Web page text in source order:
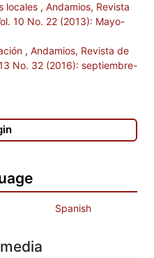
locales , Andamios, Revista
10 No. 22 (2013): Mayo-
, Andamios, Revista de
No. 32 (2016): septiembre-
Spanish